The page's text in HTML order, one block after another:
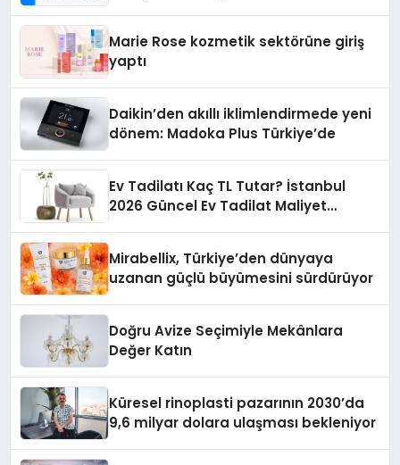
Marie Rose kozmetik sektörüne giriş
yaptı
Daikin’den akıllı iklimlendirmede yeni
dönem: Madoka Plus Türkiye’de
Ev Tadilatı Kaç TL Tutar? İstanbul
2026 Güncel Ev Tadilat Maliyet
Mirabellix, Türkiye’den dünyaya
uzanan güçlü büyümesini sürdürüyor
Doğru Avize Seçimiyle Mekânlara
Değer Katın
Küresel rinoplasti pazarının 2030’da
9,6 milyar dolara ulaşması bekleniyor